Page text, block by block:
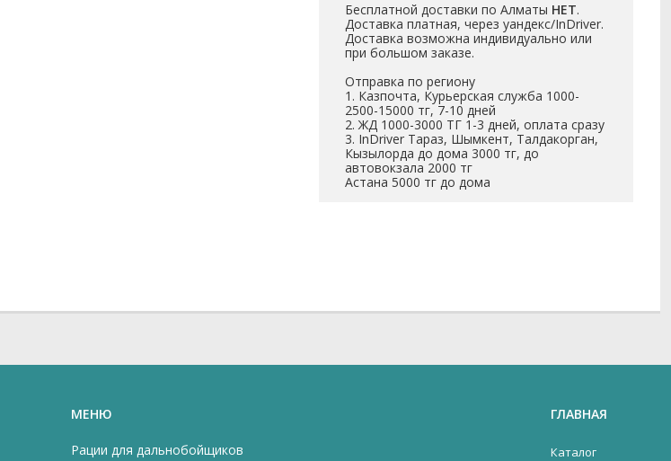
Бесплатной доставки по Алматы НЕТ.
Доставка платная, через уандекс/InDriver.
Доставка возможна индивидуально или
при большом заказе.
Отправка по региону
1. Казпочта, Курьерская служба 1000-
2500-15000 тг, 7-10 дней
2. ЖД 1000-3000 ТГ 1-3 дней, оплата сразу
3. InDriver Тараз, Шымкент, Талдакорган,
Кызылорда до дома 3000 тг, до
автовокзала 2000 тг
Астана 5000 тг до дома
МЕНЮ
Рации для дальнобойщиков
ГЛАВНАЯ
Каталог